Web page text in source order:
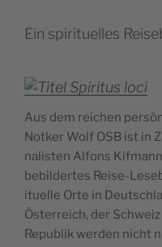
Ein spirituelles
Aus dem reichen
Notk­er Wolf OSB ist in
nal­is­ten Alfons
bebildertes Reise-
ituelle Orte in
Öster­re­ich, der
Repub­lik wer­den nicht